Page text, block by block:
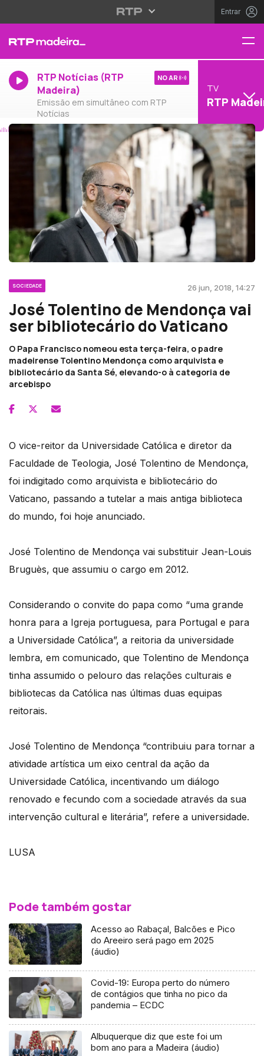
Entrar
RTP Notícias (RTP
Madeira)
Emissão em simultâneo com RTP
Notícias
NO AR
TV
RTP
SOCIEDADE 26 jun, 2018, 14:27
José Tolentino de Mendonça vai
ser bibliotecário do Vaticano
O Papa Francisco nomeou esta terça-feira, o padre
madeirense Tolentino Mendonça como arquivista e
bibliotecário da Santa Sé, elevando-o à categoria de
arcebispo
O vice-reitor da Universidade Católica e diretor da
Faculdade de Teologia, José Tolentino de Mendonça,
foi indigitado como arquivista e bibliotecário do
Vaticano, passando a tutelar a mais antiga biblioteca
do mundo, foi hoje anunciado.
José Tolentino de Mendonça vai substituir Jean-Louis
Bruguès, que assumiu o cargo em 2012.
Considerando o convite do papa como “uma grande
honra para a Igreja portuguesa, para Portugal e para
a Universidade Católica”, a reitoria da universidade
lembra, em comunicado, que Tolentino de Mendonça
tinha assumido o pelouro das relações culturais e
bibliotecas da Católica nas últimas duas equipas
reitorais.
José Tolentino de Mendonça “contribuiu para tornar a
atividade artística um eixo central da ação da
Universidade Católica, incentivando um diálogo
renovado e fecundo com a sociedade através da sua
intervenção cultural e literária”, refere a universidade.
LUSA
Pode também gostar
Acesso ao Rabaçal, Balcões e Pico
do Areeiro será pago em 2025
(áudio)
Covid-19: Europa perto do número
de contágios que tinha no pico da
pandemia – ECDC
Albuquerque diz que este foi um
bom ano para a Madeira (áudio)